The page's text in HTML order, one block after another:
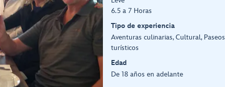
6.5 a 7 Horas
Tipo de experiencia
Aventuras culinarias, Cultural, Paseos
turísticos
Edad
De 18 años en adelante